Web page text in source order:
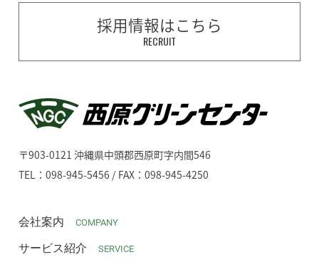
採用情報はこちら
RECRUIT
〒903-0121 沖縄県中頭郡西原町字内間546
TEL：098-945-5456 / FAX：098-945-4250
会社案内 COMPANY
サービス紹介 SERVICE